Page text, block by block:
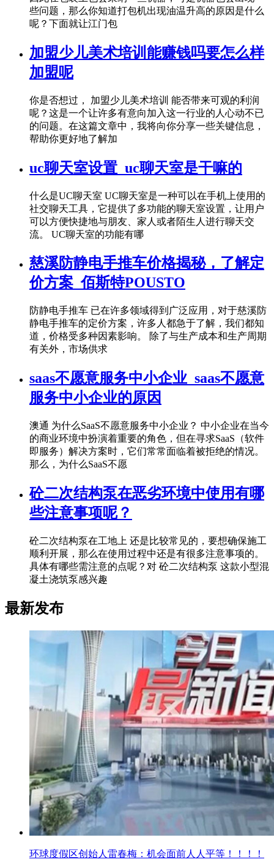
些问题，那么你知道打包机出现油温升高的原因是什么
呢？下面就让江门包
加盟少儿美术培训能赚钱吗要怎么样
加盟呢
你是否想过， 加盟少儿美术培训 能否带来可观的利润
呢？这是一个让许多有意向加入这一行业的人心动不已
的问题。在这篇文章中，我将向你分享一些关键信息，
帮助你更好地了解加
uc聊天室设置_uc聊天室是干嘛的
什么是UC聊天室 UC聊天室是一种可以在手机上使用的
社交聊天工具，它提供了多功能的聊天室设置，让用户
可以方便快捷地与朋友、家人或者陌生人进行聊天交
流。 UC聊天室的功能有哪
慈溪防静电手推车价格揭秘，了解定
价方案_佰斯特POUSTO
防静电手推车 已在许多领域得到广泛应用，对于慈溪防
静电手推车的定价方案，许多人都急于了解，我们都知
道，价格受多种因素影响。 除了与生产成本和生产周期
有关外，市场供求
saas不愿意服务中小企业_saas不愿意
服务中小企业的原因
澳通 为什么SaaS不愿意服务中小企业？ 中小企业在当今
的商业环境中扮演着重要的角色，但在寻求SaaS（软件
即服务）解决方案时，它们常常面临着被拒绝的情况。
那么，为什么SaaS不愿
砼二次结构泵在恶劣环境中使用有哪
些注意事项呢？
砼二次结构泵在工地上 还是比较常见的，要想确保施工
顺利开展，那么在使用过程中还是有很多注意事项的。
具体有哪些需注意的点呢？对 砼二次结构泵 这款小型混
凝土浇筑泵感兴趣
最新发布
环球度假区创始人雷春梅：机会面前人人平等！！！！